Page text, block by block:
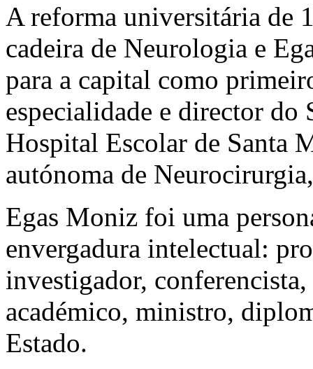
A reforma universitária de
cadeira de Neurologia e
para a capital como
especialidade e director
Hospital Escolar de Santa
autónoma de
Egas Moniz foi uma
envergadura intelectual:
investigador,
académico, ministro,
Estado.